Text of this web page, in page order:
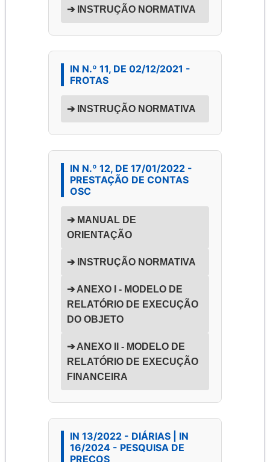
➔ INSTRUÇÃO NORMATIVA
IN N.º 11, DE 02/12/2021 -
FROTAS
➔ INSTRUÇÃO NORMATIVA
IN N.º 12, DE 17/01/2022 -
PRESTAÇÃO DE CONTAS
OSC
➔ MANUAL DE
ORIENTAÇÃO
➔ INSTRUÇÃO NORMATIVA
➔ ANEXO I - MODELO DE
RELATÓRIO DE EXECUÇÃO
DO OBJETO
➔ ANEXO II - MODELO DE
RELATÓRIO DE EXECUÇÃO
FINANCEIRA
IN 13/2022 - DIÁRIAS | IN
16/2024 - PESQUISA DE
PREÇOS